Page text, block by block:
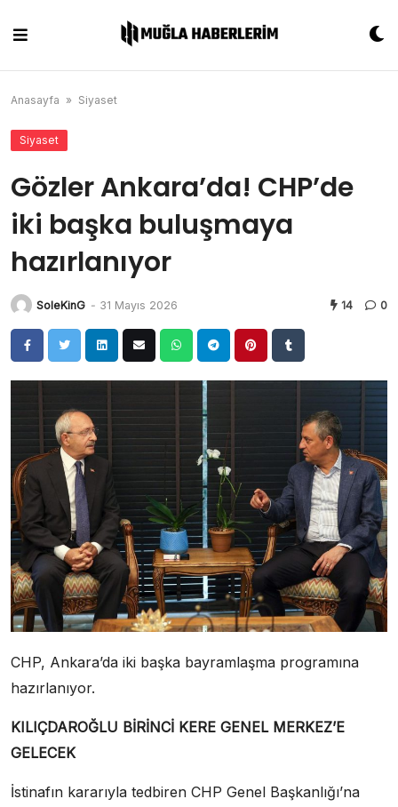
content
Anasayfa » Siyaset
Siyaset
Gözler Ankara’da! CHP’de
iki başka buluşmaya
hazırlanıyor
SoleKinG - 31 Mayıs 2026 14 0
CHP, Ankara’da iki başka bayramlaşma programına
hazırlanıyor.
KILIÇDAROĞLU BİRİNCİ KERE GENEL MERKEZ’E
GELECEK
İstinafın kararıyla tedbiren CHP Genel Başkanlığı’na